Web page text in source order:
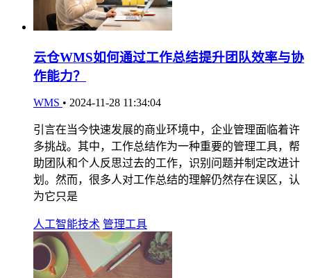
云仓WMS如何通过工作总结提升团队效率与协
作能力？
WMS • 2024-11-28 11:34:04
引言在当今快速发展的商业环境中，企业管理面临着许
多挑战。其中，工作总结作为一种重要的管理工具，帮
助团队和个人反思过去的工作，识别问题并制定改进计
划。然而，很多人对工作总结的理解仍然存在误区，认
为它只是
人工智能技术 管理工具